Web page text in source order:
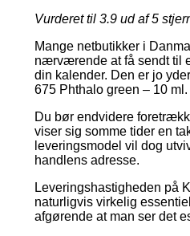
Vurderet til 3.9 ud af 5
Mange netbutikker i
nærværende at få sendt til
din kalender. Den er jo
675 Phthalo green – 10 ml.
Du bør endvidere
viser sig somme tider en
leveringsmodel vil dog
handlens adresse.
Leveringshastigheden på
naturligvis virkelig
afgørende at man ser det